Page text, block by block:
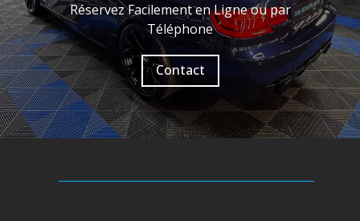
Réservez Facilement en Ligne ou par
Téléphone
Contact